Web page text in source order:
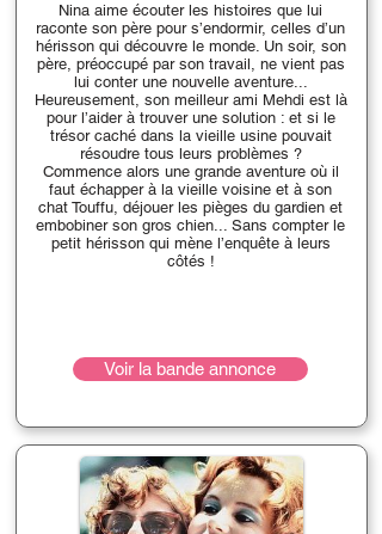
Nina aime écouter les histoires que lui
raconte son père pour s’endormir, celles d’un
hérisson qui découvre le monde. Un soir, son
père, préoccupé par son travail, ne vient pas
lui conter une nouvelle aventure...
Heureusement, son meilleur ami Mehdi est là
pour l’aider à trouver une solution : et si le
trésor caché dans la vieille usine pouvait
résoudre tous leurs problèmes ?
Commence alors une grande aventure où il
faut échapper à la vieille voisine et à son
chat Touffu, déjouer les pièges du gardien et
embobiner son gros chien... Sans compter le
petit hérisson qui mène l’enquête à leurs
côtés !
Voir la bande annonce